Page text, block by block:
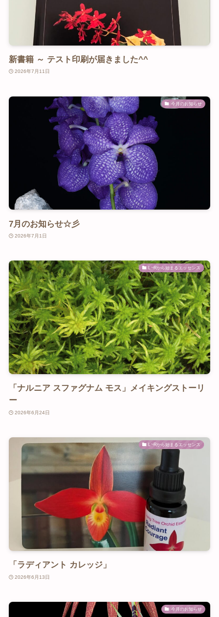
新書籍 ～ テスト印刷が届きました^^
2026年7月11日
今月のお知らせ
7月のお知らせ☆彡
2026年7月1日
L~Rから始まるエッセンス
「ナルニア スファグナム モス」メイキングストーリ
ー
2026年6月24日
L~Rから始まるエッセンス
「ラディアント カレッジ」
2026年6月13日
今月のお知らせ